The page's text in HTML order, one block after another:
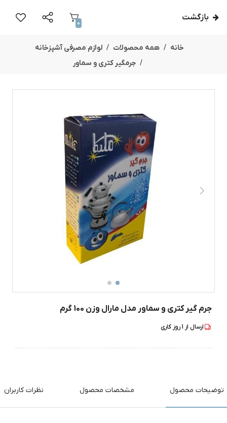
بازگشت
0
خانه همه محصولات
لوازم مصرفی آشپزخانه
جرمگیر کتری و سماور
جرم گیر کتری و سماور مدل مارال وزن 100 گرم
ارسال از 1روز کاری
توضیحات محصول مشخصات محصول نظرات کاربران